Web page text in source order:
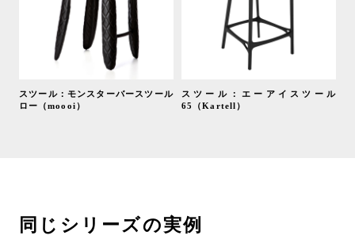
スツール：モンスターバースツール
ロー（moooi）
スツール：エーアイスツール
65（Kartell）
同じシリーズの実例